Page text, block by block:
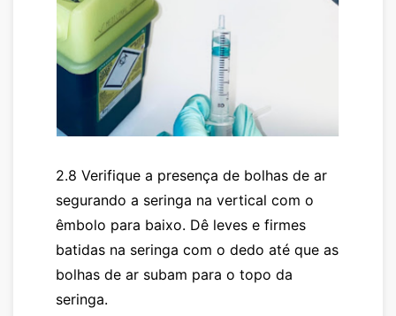
2.8 Verifique a presença de bolhas de ar
segurando a seringa na vertical com o
êmbolo para baixo. Dê leves e firmes
batidas na seringa com o dedo até que as
bolhas de ar subam para o topo da
seringa.